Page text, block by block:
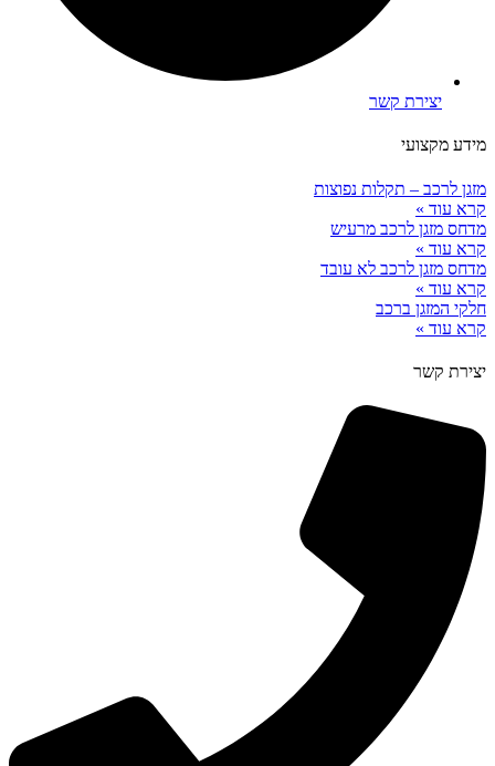
יצירת קשר
מידע מקצועי
מזגן לרכב – תקלות נפוצות
קרא עוד »
מדחס מזגן לרכב מרעיש
קרא עוד »
מדחס מזגן לרכב לא עובד
קרא עוד »
חלקי המזגן ברכב
קרא עוד »
יצירת קשר